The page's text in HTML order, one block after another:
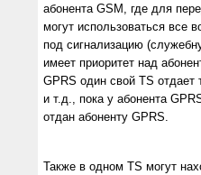
абонента GSM, где для
могут использоваться все
под сигнализацию
имеет приоритет над
GPRS один свой TS
и т.д., пока у абонента
отдан абоненту GPRS.
Также в одном TS могут